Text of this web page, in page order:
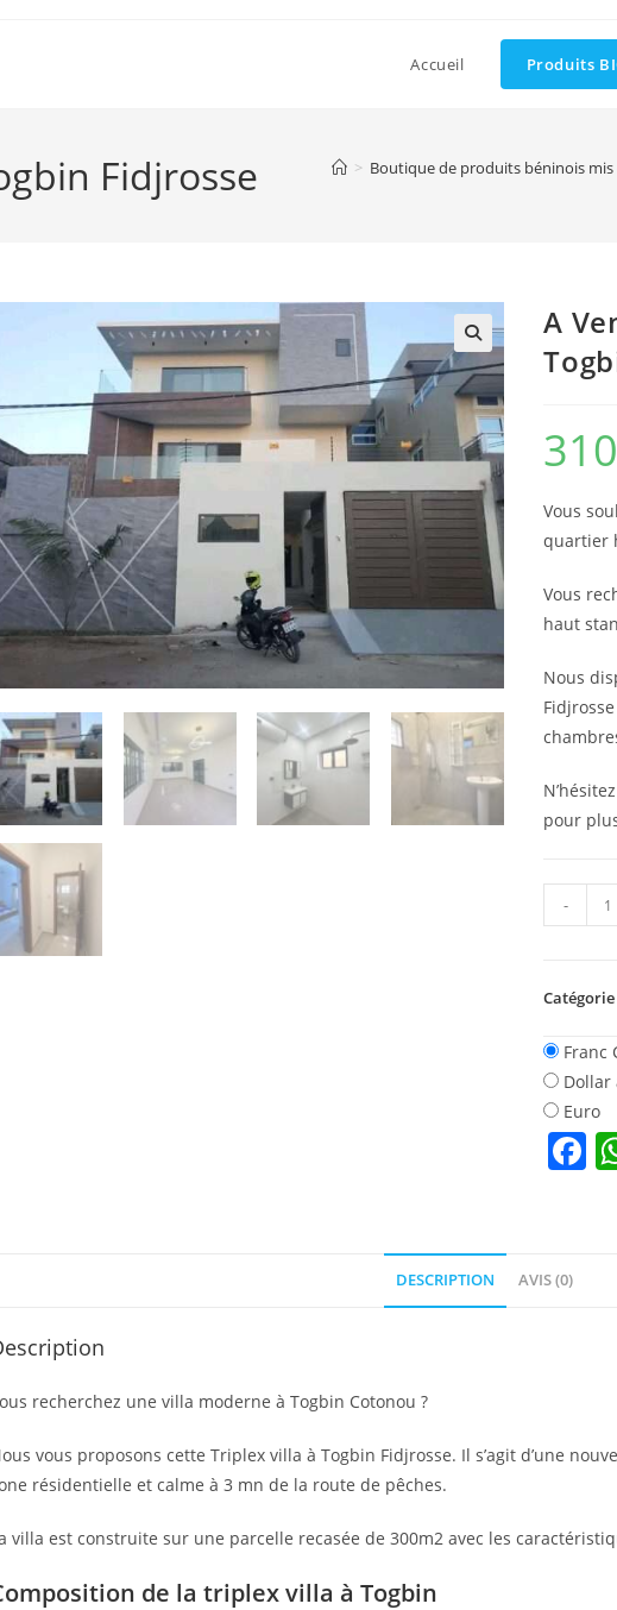
Accueil Produits
Fidjrosse > Boutique de produits béninois
🔍
A
Vous
quartier
Vous
haut
Nous
pour
quantité
de
Vendre
Villa
à
Togbin
Fidjrosse
-
Catégorie
Franc
Dollar
Euro
F
DESCRIPTION AVIS (0)
recherchez une villa moderne à Togbin Cotonou ?
vous proposons cette Triplex villa à Togbin Fidjrosse. Il s’agit d’une
résidentielle et calme à 3 mn de la route de pêches.
villa est construite sur une parcelle recasée de 300m2 avec les
de la triplex villa à Togbin